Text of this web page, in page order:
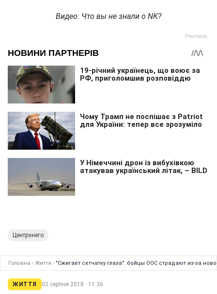
Видео: Что вы не знали о NК?
Центрэнего
Головна › Життя › "Сжигает сетчатку глаза": бойцы ООС страдают из-за
ЖИТТЯ 02 серпня 2018 · 11:36